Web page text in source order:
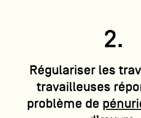
2.
Régulariser les
travailleuses
problème de